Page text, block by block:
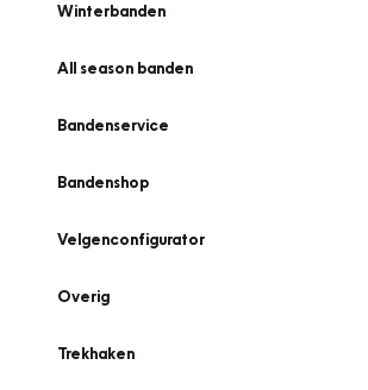
Winterbanden
All season banden
Bandenservice
Bandenshop
Velgenconfigurator
Overig
Trekhaken